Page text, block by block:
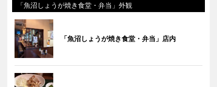
「魚沼しょうが焼き食堂・弁当」外観
「魚沼しょうが焼き食堂・弁当」店内